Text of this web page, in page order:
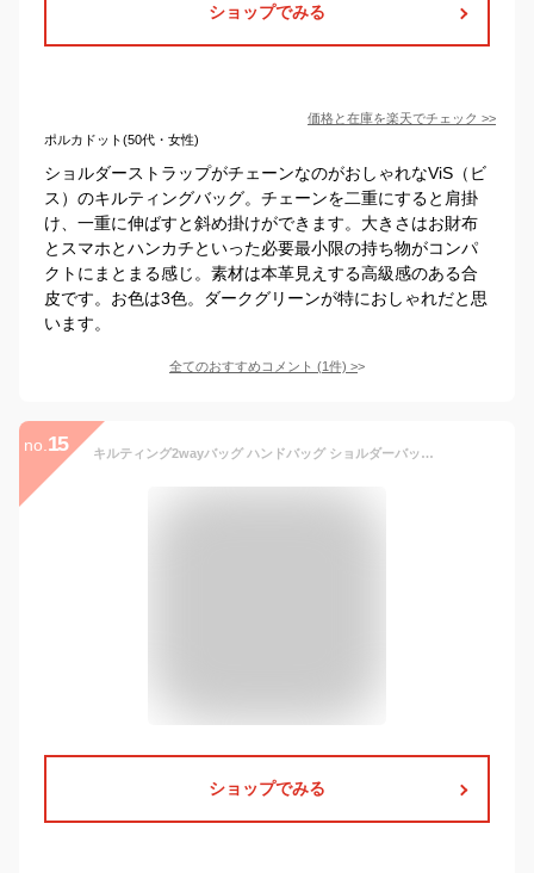
ショップでみる
価格と在庫を楽天でチェック >>
ポルカドット(50代・女性)
ショルダーストラップがチェーンなのがおしゃれなViS（ビ
ス）のキルティングバッグ。チェーンを二重にすると肩掛
け、一重に伸ばすと斜め掛けができます。大きさはお財布
とスマホとハンカチといった必要最小限の持ち物がコンパ
クトにまとまる感じ。素材は本革見えする高級感のある合
皮です。お色は3色。ダークグリーンが特におしゃれだと思
います。
全てのおすすめコメント (1件) >
no. 15 キルティング2wayバッグ ハンドバッグ ショルダーバッグ アンティーク調 無地 ボストンバッグ BAG レディース送料無料
ショップでみる